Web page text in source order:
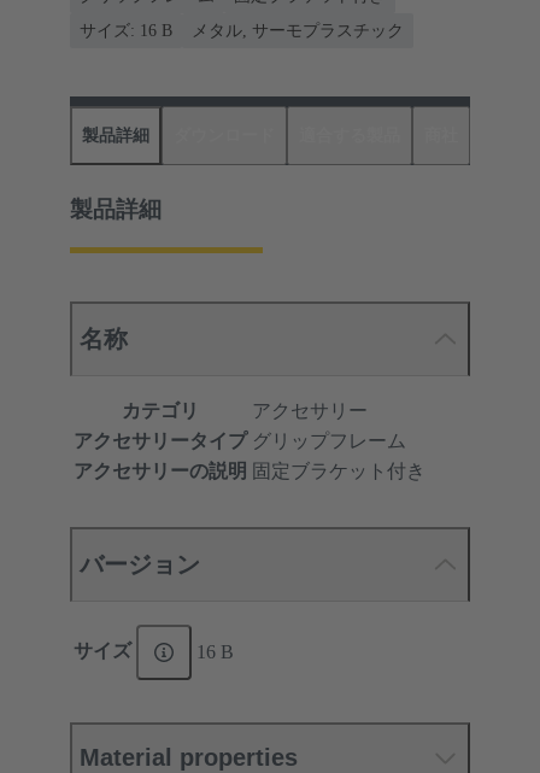
サイズ: 16 B
メタル, サーモプラスチック
製品詳細
製品詳細
名称
カテゴリ
アクセサリー
アクセサリータイプ グリップフレーム
アクセサリーの説明 固定ブラケット付き
バージョン
サイズ 16 B
Material properties